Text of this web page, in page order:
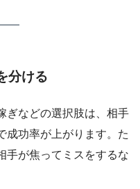
分ける
ぎなどの選択肢は、相手
成功率が上がります。た
手が焦ってミスをするな